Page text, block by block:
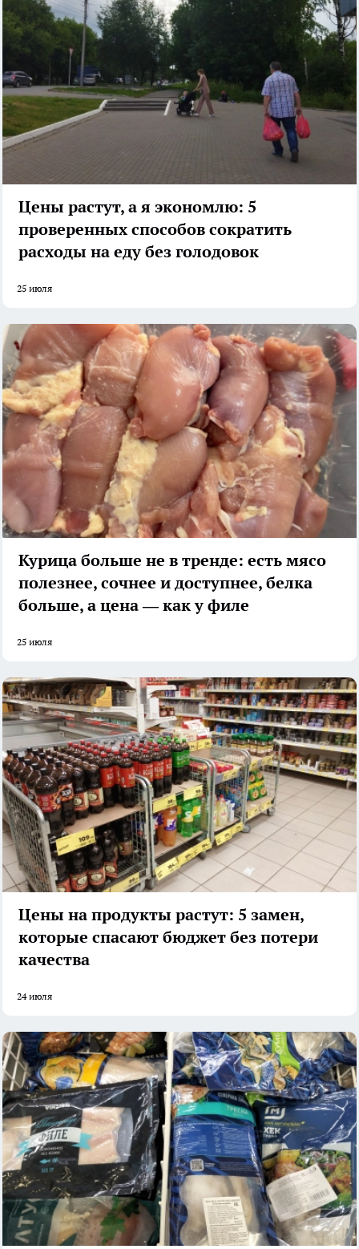
Цены растут, а я экономлю: 5
проверенных способов сократить
расходы на еду без голодовок
25 июля
Курица больше не в тренде: есть мясо
полезнее, сочнее и доступнее, белка
больше, а цена — как у филе
25 июля
Цены на продукты растут: 5 замен,
которые спасают бюджет без потери
качества
24 июля